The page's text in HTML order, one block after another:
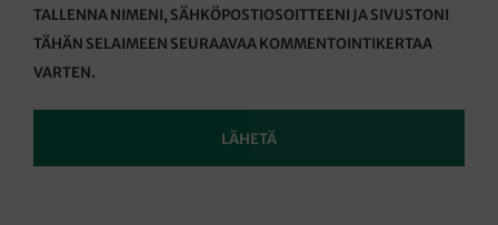
TALLENNA NIMENI, SÄHKÖPOSTIOSOITTEENI JA SIVUSTONI
TÄHÄN SELAIMEEN SEURAAVAA KOMMENTOINTIKERTAA
VARTEN.